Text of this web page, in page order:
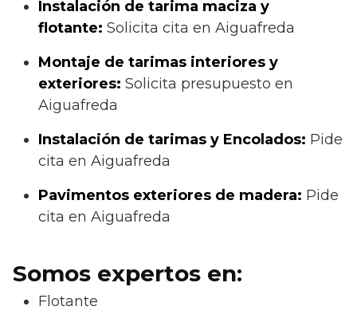
Instalación de tarima maciza y
flotante: Solicita cita en Aiguafreda
Montaje de tarimas interiores y
exteriores: Solicita presupuesto en
Aiguafreda
Instalación de tarimas y Encolados: Pide
cita en Aiguafreda
Pavimentos exteriores de madera: Pide
cita en Aiguafreda
Somos expertos en:
Flotante